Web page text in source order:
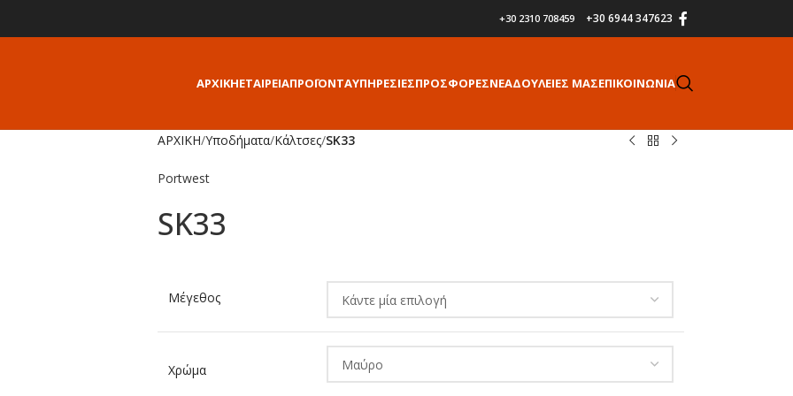
+30 2310 708459 +30 6944 347623
ΑΡΧΙΚΗΕΤΑΙΡΕΙΑΠΡΟΪΟΝΤΑΥΠΗΡΕΣΙΕΣΠΡΟΣΦΟΡΕΣΝΕΑΔΟΥΛΕΙΕΣ ΜΑΣΕΠΙΚΟΙΝΩΝΙΑ
ΑΡΧΙΚΗ/Υποδήματα/Κάλτσες/SK33
Portwest
SK33
Μέγεθος
Χρώμα